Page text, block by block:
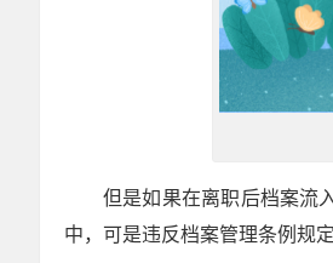
但是如果在离职后档案流
中，可是违反档案管理条例规